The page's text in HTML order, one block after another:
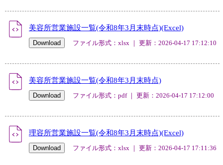
美容所営業施設一覧(令和8年3月末時点)(Excel)
ファイル形式：xlsx ｜ 更新：2026-04-17 17:12:10
美容所営業施設一覧(令和8年3月末時点)
ファイル形式：pdf ｜ 更新：2026-04-17 17:12:00
理容所営業施設一覧(令和8年3月末時点)(Excel)
ファイル形式：xlsx ｜ 更新：2026-04-17 17:11:36